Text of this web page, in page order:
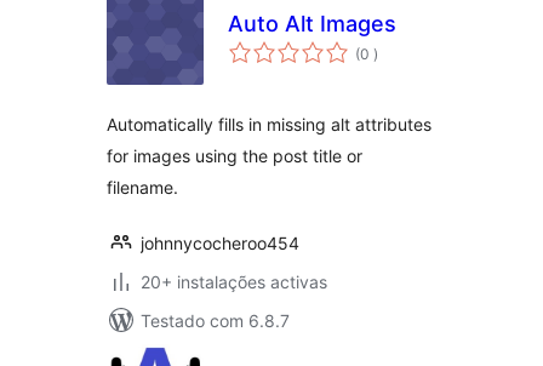
Auto Alt Images
(0 classificações
)
Automatically fills in missing alt attributes
for images using the post title or
filename.
johnnycocheroo454
20+ instalações activas
Testado com 6.8.7